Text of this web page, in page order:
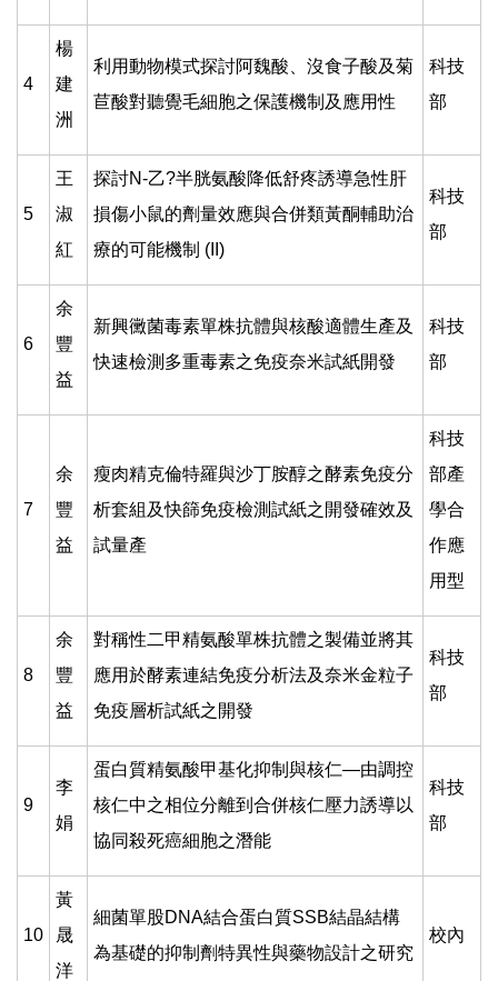
4
楊
建
洲
利用動物模式探討阿魏酸、沒食子酸及菊
苣酸對聽覺毛細胞之保護機制及應用性
科技
部
5
王
淑
紅
探討N-乙?半胱氨酸降低舒疼誘導急性肝
損傷小鼠的劑量效應與合併類黃酮輔助治
療的可能機制 (II)
科技
部
6
余
豐
益
新興黴菌毒素單株抗體與核酸適體生產及
快速檢測多重毒素之免疫奈米試紙開發
科技
部
7
余
豐
益
瘦肉精克倫特羅與沙丁胺醇之酵素免疫分
析套組及快篩免疫檢測試紙之開發確效及
試量產
科技
部產
學合
作應
用型
8
余
豐
益
對稱性二甲精氨酸單株抗體之製備並將其
應用於酵素連結免疫分析法及奈米金粒子
免疫層析試紙之開發
科技
部
9
李
娟
蛋白質精氨酸甲基化抑制與核仁—由調控
核仁中之相位分離到合併核仁壓力誘導以
協同殺死癌細胞之潛能
科技
部
10
黃
晟
洋
細菌單股DNA結合蛋白質SSB結晶結構
為基礎的抑制劑特異性與藥物設計之研究
校內